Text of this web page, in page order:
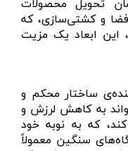
تحویل محصولات
و کشتی‌سازی، که
این ابعاد یک مزیت
ساختار محکم و
به کاهش لرزش و
که به نوبه خود
سنگین معمولاً